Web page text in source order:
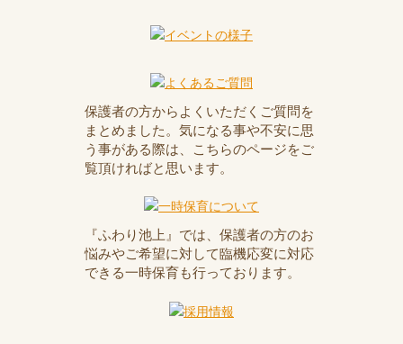
保護者の方からよくいただくご質問を
まとめました。気になる事や不安に思
う事がある際は、こちらのページをご
覧頂ければと思います。
『ふわり池上』では、保護者の方のお
悩みやご希望に対して臨機応変に対応
できる一時保育も行っております。